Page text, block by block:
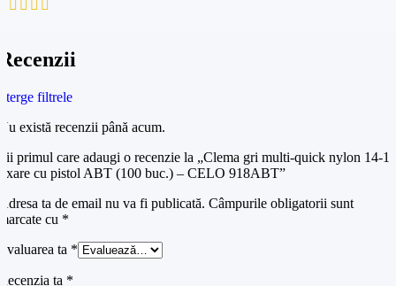
filtrele
există recenzii până acum.
primul care adaugi o recenzie la „Clema gri multi-quick nylon 14-18
cu pistol ABT (100 buc.) – CELO 918ABT”
ta de email nu va fi publicată. Câmpurile obligatorii sunt
cu *
ta *
ta *